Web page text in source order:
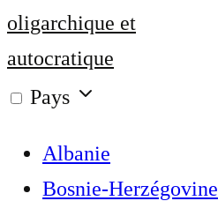
oligarchique et
autocratique
Pays
Albanie
Bosnie-Herzégovine